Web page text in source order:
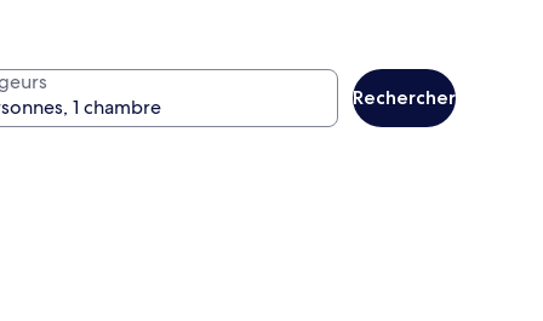
Rechercher